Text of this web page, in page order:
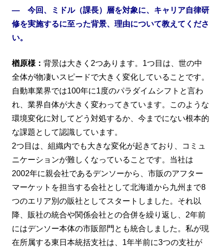
― 今回、ミドル（課長）層を対象に、キャリア自律研
修を実施するに至った背景、理由について教えてくださ
い。
楢原様： 背景は大きく2つあります。1つ目は、世の中
全体が物凄いスピードで大きく変化していることです。
自動車業界では100年に1度のパラダイムシフトと言わ
れ、業界自体が大きく変わってきています。このような
環境変化に対してどう対処するか、今までにない根本的
な課題として認識しています。
2つ目は、組織内でも大きな変化が起きており、コミュ
ニケーションが難しくなっていることです。当社は
2002年に親会社であるデンソーから、市販のアフター
マーケットを担当する会社として北海道から九州まで8
つのエリア別の販社としてスタートしました。それ以
降、販社の統合や関係会社との合併を繰り返し、2年前
にはデンソー本体の市販部門とも統合しました。私が現
在所属する東日本統括支社は、1年半前に3つの支社が